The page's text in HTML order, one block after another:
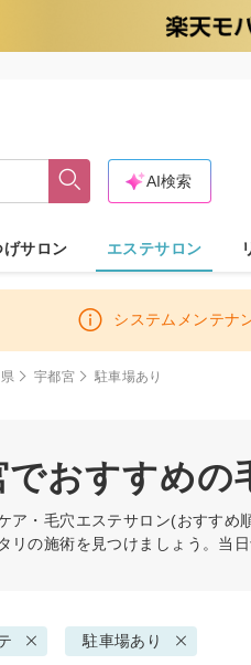
AI検索
サロン エステサロン
システムメンテナ
宇都宮 駐車場あり
でおすすめの
ア・毛穴エステサロン(おすすめ
リの施術を見つけましょう。当
駐車場あり